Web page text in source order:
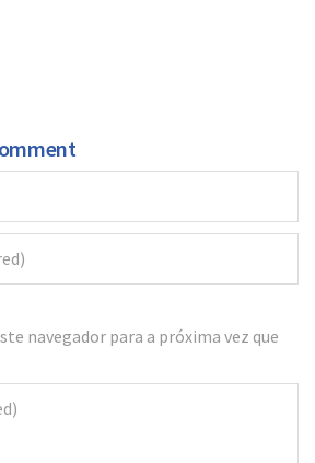
navegador para a próxima vez que